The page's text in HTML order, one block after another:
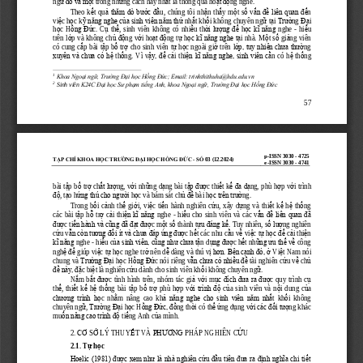
57
Theo  kết  quả thăm dò bước đầu,  chúng  tôi  nhận  thấy  một  số vấn đề liên quan đến
việc học kỹnăng nghe của sinh viên năm thứ nhất khối không chuyên ngữ tại Trường Đại
học  Hồng Đức.  Cụ thể,  sinh  viên  không  có  nhiều  thời lượng để học kĩ năng nghe - hiểu
trên lớp và không chủ động với hoạt động tự học kĩ năng nghe tại nhà. Một số giảng viên
có cung cấp bài tập bổ trợ cho sinh viên tự học ngoài giờ trên lớp, tuy nhiên chưa thường
xuyên và chưa có hệ thống. Vì  vậy, để cải  thiện kĩ năng nghe, sinh viên cần  có  hệ thống
1 Khoa Ngoại ngữ, Trường Đại học Hồng Đức; Email: trinhthithuha@hdu.edu.vn
2 Sinh viên K24C Đại học Sư phạm tiếng Anh, khoa Ngoại ngữ, Trường Đại học Hồng Đức
TẠP CHÍ KHOA HỌC TRƯỜNG ĐẠI HỌC HỒNG ĐỨC SỐ 03 (12.2024)
p- ISSN 3030
4725
e ISSN 3030 4741
bài tập bổ trợ chất lượng, với những dạng bài tập được thiết kế đa dạng, phù hợp với trình
độ, tạo hứng thú cho người học và bám sát chủ đề bài học trên trường.
Trong  bối  cảnh  thế giới,  việc  tiến  hành  nghiên  cứu,  xây  dựng  và  thiết  kế hệ thống
các  bài  tập  hỗ trợ cải  thiện kĩ năng nghe - hiểu cho  sinh  viên  và  các  vấn đề liên quan đã
được tiến hành và cũng đã đạt được một số thành tựu đáng kể. Tuy nhiên, số lượng nghiên
cứu vẫn còn tương đối ít và chưa đáp ứng được hết các nhu cầu về việc tự học để cải thiện
kĩ năng nghe - hiểu của sinh viên, cũng như chưa tận d ụng được hết những ưu thế về công
nghệ để giúp việc tự học nghe trởnên dễ dàng và thú vị hơn. Bên cạnh đó, ở Việt Nam nói
chung và Trường Đại học Hồng Đức nói riêng vẫn chưa có nhiều đề tài nghiên cứu về chủ
đề này, đặc biệt là nghiên cứu dành cho sinh viên khối không chuyên ngữ.
Nắm  bắt được  tình  hình  trên,  nhóm tác  giả với  mục đích đưa ra được  quy  trình  cụ
thể,  thiết  kế hệ thống  bài  tập  bổ trợ phù  hợp  với trình độ của  sinh  viên  và  nội  dung  của
chương trình học  nhằm  nâng  cao  khả năng nghe cho sinh viên năm nhất  khối  không
chuyên ngữ, Trường Đại học Hồng Đức, đồng thời có thể ứng dụng với các đối tượng khác
muốn nâng cao trình độ tiếng Anh của mình.
2. CƠ SỞLÝ THUYẾTVÀ PHƯƠNG PHÁP NGHIÊN CỨU
2.1. Tựhọc
Hoelic (1981) được xem như là nhà nghiên cứu đầu tiên đưa ra định nghĩa chi tiết